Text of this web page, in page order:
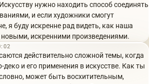
нужно находить способ соединять
и если художники смогут
я буду искренне рад видеть, как наша
новыми, искренними произведениями.
действительно сложной темы, когда
деко и его применения в искусстве. Как ты
может быть восхитительным,